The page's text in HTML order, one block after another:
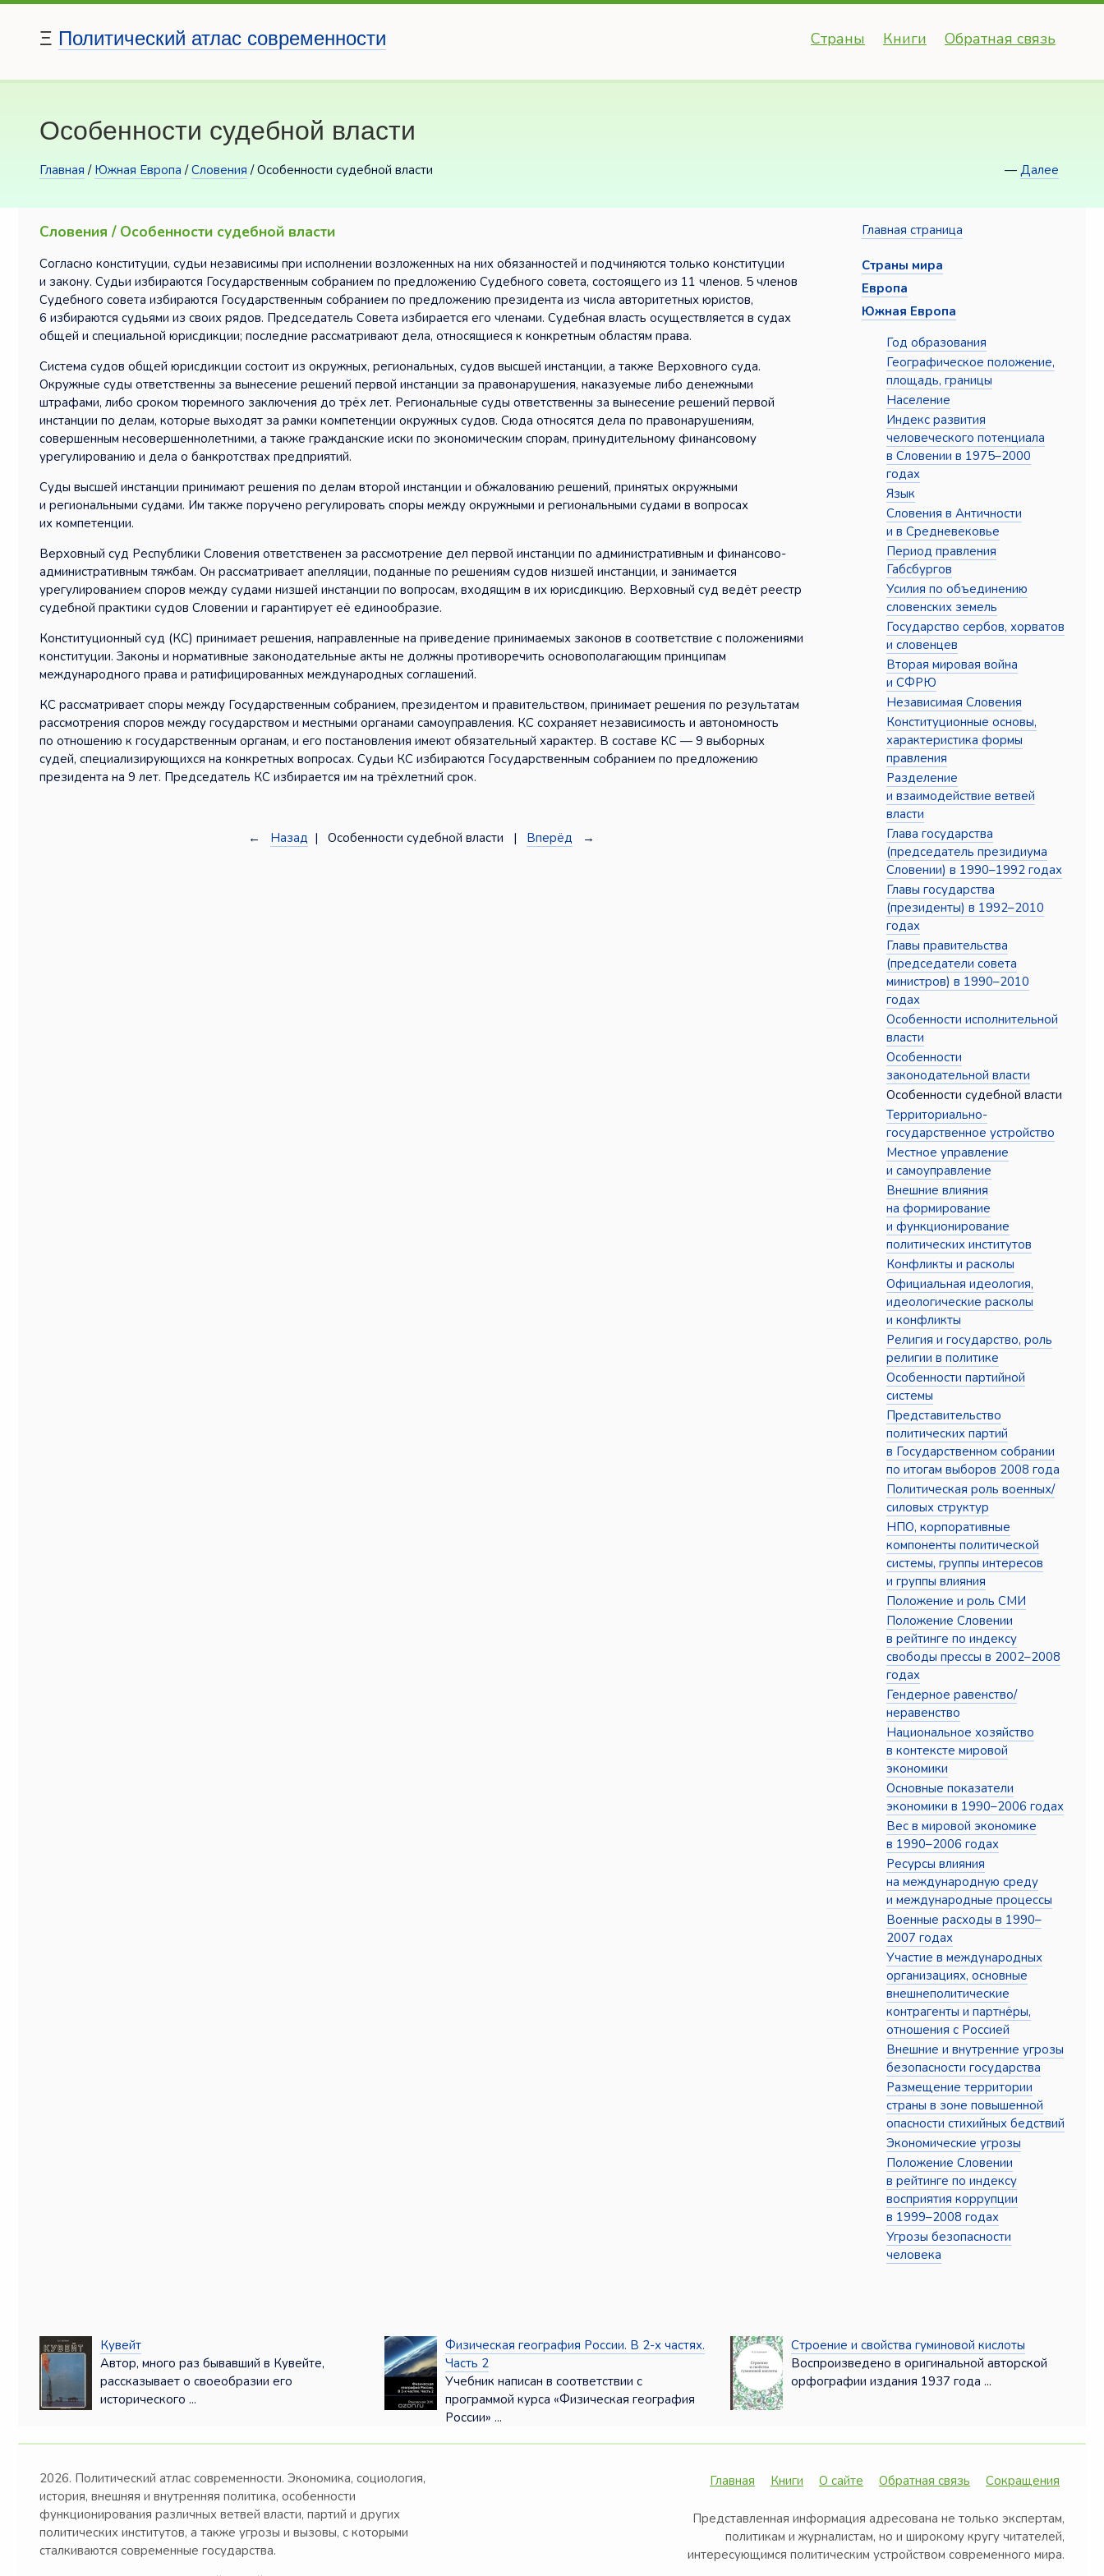
Ξ Политический атлас современности Страны Книги Обратная связь
Особенности судебной власти
Главная / Южная Европа /Словения / Особенности судебной власти — Далее
Словения / Особенности судебной власти
Согласно конституции, судьи независимы при исполнении возложенных на них обязанностей и подчиняются только конституции
и закону. Судьи избираются Государственным собранием по предложению Судебного совета, состоящего из 11 членов. 5 членов
Судебного совета избираются Государственным собранием по предложению президента из числа авторитетных юристов,
6 избираются судьями из своих рядов. Председатель Совета избирается его членами. Судебная власть осуществляется в судах
общей и специальной юрисдикции; последние рассматривают дела, относящиеся к конкретным областям права.
Система судов общей юрисдикции состоит из окружных, региональных, судов высшей инстанции, а также Верховного суда.
Окружные суды ответственны за вынесение решений первой инстанции за правонарушения, наказуемые либо денежными
штрафами, либо сроком тюремного заключения до трёх лет. Региональные суды ответственны за вынесение решений первой
инстанции по делам, которые выходят за рамки компетенции окружных судов. Сюда относятся дела по правонарушениям,
совершенным несовершеннолетними, а также гражданские иски по экономическим спорам, принудительному финансовому
урегулированию и дела о банкротствах предприятий.
Суды высшей инстанции принимают решения по делам второй инстанции и обжалованию решений, принятых окружными
и региональными судами. Им также поручено регулировать споры между окружными и региональными судами в вопросах
их компетенции.
Верховный суд Республики Словения ответственен за рассмотрение дел первой инстанции по административным и финансово-
административным тяжбам. Он рассматривает апелляции, поданные по решениям судов низшей инстанции, и занимается
урегулированием споров между судами низшей инстанции по вопросам, входящим в их юрисдикцию. Верховный суд ведёт реестр
судебной практики судов Словении и гарантирует её единообразие.
Конституционный суд (КС) принимает решения, направленные на приведение принимаемых законов в соответствие с положениями
конституции. Законы и нормативные законодательные акты не должны противоречить основополагающим принципам
международного права и ратифицированных международных соглашений.
КС рассматривает споры между Государственным собранием, президентом и правительством, принимает решения по результатам
рассмотрения споров между государством и местными органами самоуправления. КС сохраняет независимость и автономность
по отношению к государственным органам, и его постановления имеют обязательный характер. В составе КС — 9 выборных
судей, специализирующихся на конкретных вопросах. Судьи КС избираются Государственным собранием по предложению
президента на 9 лет. Председатель КС избирается им на трёхлетний срок.
← Назад | Особенности судебной власти | Вперёд →
Главная страница
Страны мира
Европа
Южная Европа
Год образования
Географическое положение,
площадь, границы
Население
Индекс развития
человеческого потенциала
в Словении в 1975–2000
годах
Язык
Словения в Античности
и в Средневековье
Период правления
Габсбургов
Усилия по объединению
словенских земель
Государство сербов, хорватов
и словенцев
Вторая мировая война
и СФРЮ
Независимая Словения
Конституционные основы,
характеристика формы
правления
Разделение
и взаимодействие ветвей
власти
Глава государства
(председатель президиума
Словении) в 1990–1992 годах
Главы государства
(президенты) в 1992–2010
годах
Главы правительства
(председатели совета
министров) в 1990–2010
годах
Особенности исполнительной
власти
Особенности
законодательной власти
Особенности судебной власти
Территориально-
государственное устройство
Местное управление
и самоуправление
Внешние влияния
на формирование
и функционирование
политических институтов
Конфликты и расколы
Официальная идеология,
идеологические расколы
и конфликты
Религия и государство, роль
религии в политике
Особенности партийной
системы
Представительство
политических партий
в Государственном собрании
по итогам выборов 2008 года
Политическая роль военных/
силовых структур
НПО, корпоративные
компоненты политической
системы, группы интересов
и группы влияния
Положение и роль СМИ
Положение Словении
в рейтинге по индексу
свободы прессы в 2002–2008
годах
Гендерное равенство/
неравенство
Национальное хозяйство
в контексте мировой
экономики
Основные показатели
экономики в 1990–2006 годах
Вес в мировой экономике
в 1990–2006 годах
Ресурсы влияния
на международную среду
и международные процессы
Военные расходы в 1990–
2007 годах
Участие в международных
организациях, основные
внешнеполитические
контрагенты и партнёры,
отношения с Россией
Внешние и внутренние угрозы
безопасности государства
Размещение территории
страны в зоне повышенной
опасности стихийных бедствий
Экономические угрозы
Положение Словении
в рейтинге по индексу
восприятия коррупции
в 1999–2008 годах
Угрозы безопасности
человека
Кувейт
Автор, много раз бывавший в Кувейте,
рассказывает о своеобразии его
исторического ...
Физическая география России. В 2-х частях.
Часть 2
Учебник написан в соответствии с
программой курса «Физическая география
России» ...
Строение и свойства гуминовой кислоты
Воспроизведено в оригинальной авторской
орфографии издания 1937 года ...
2026. Политический атлас современности. Экономика, социология,
история, внешняя и внутренняя политика, особенности
функционирования различных ветвей власти, партий и других
политических институтов, а также угрозы и вызовы, с которыми
сталкиваются современные государства.
Главная Книги О сайте Обратная связь Сокращения
Представленная информация адресована не только экспертам,
политикам и журналистам, но и широкому кругу читателей,
интересующимся политическим устройством современного мира.